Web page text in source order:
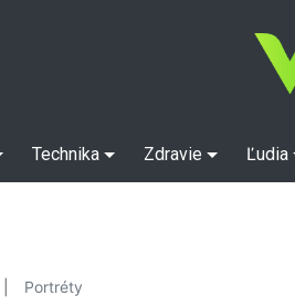
Technika Zdravie Ľudia
Portréty